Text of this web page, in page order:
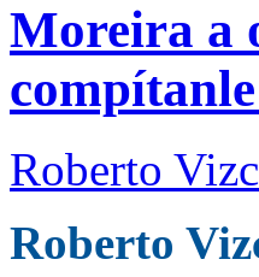
Moreira a
Roberto
Roberto